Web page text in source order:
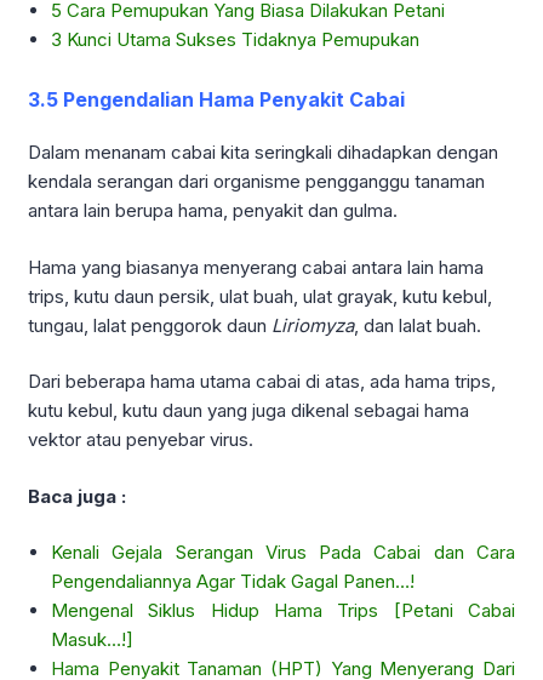
5 Cara Pemupukan Yang Biasa Dilakukan Petani
3 Kunci Utama Sukses Tidaknya Pemupukan
3.5 Pengendalian Hama Penyakit Cabai
Dalam menanam cabai kita seringkali dihadapkan dengan
kendala serangan dari organisme pengganggu tanaman
antara lain berupa hama, penyakit dan gulma.
Hama yang biasanya menyerang cabai antara lain hama
trips, kutu daun persik, ulat buah, ulat grayak, kutu kebul,
tungau, lalat penggorok daun Liriomyza, dan lalat buah.
Dari beberapa hama utama cabai di atas, ada hama trips,
kutu kebul, kutu daun yang juga dikenal sebagai hama
vektor atau penyebar virus.
Baca juga :
Kenali Gejala Serangan Virus Pada Cabai dan Cara
Pengendaliannya Agar Tidak Gagal Panen…!
Mengenal Siklus Hidup Hama Trips [Petani Cabai
Masuk…!]
Hama Penyakit Tanaman (HPT) Yang Menyerang Dari